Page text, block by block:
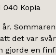
det var
gjorde en